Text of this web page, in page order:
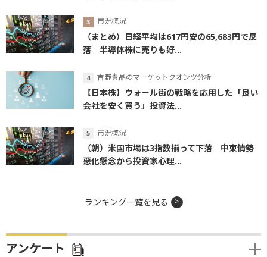
市況概況
（まとめ）日経平均は617円安の65,683円で反
落 半導体株に売りも好...
吉野貴晶のマーケットクオンツ分析
【日本株】ウォール街の戦略を応用した「良い
会社を安く買う」投資法...
市況概況
（朝）米国市場は3指数揃って下落 中東情勢
悪化懸念から投資家心理...
ランキング一覧を見る
アンケート